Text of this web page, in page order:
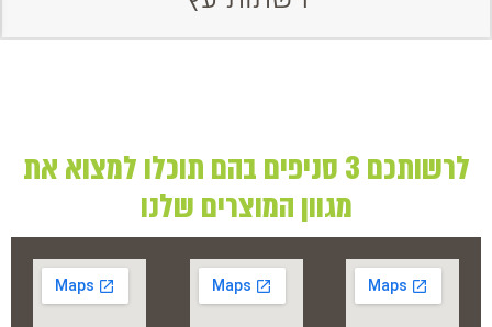
לרשותכם 3 סניפים בהם תוכלו למצוא את
מגוון המוצרים שלנו